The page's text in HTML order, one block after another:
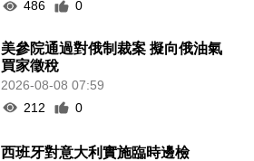
486
0
美參院通過對俄制裁案 擬向俄油氣
買家徵稅
2026-08-08 07:59
212
0
西班牙對意大利實施臨時邊檢